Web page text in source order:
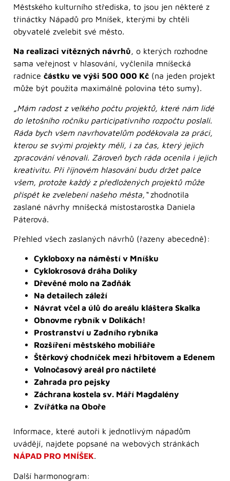
Městského kulturního střediska, to jsou jen některé z
třináctky Nápadů pro Mníšek, kterými by chtěli
obyvatelé zvelebit své město.
Na realizaci vítězných návrhů, o kterých rozhodne
sama veřejnost v hlasování, vyčlenila mníšecká
radnice částku ve výši 500 000 Kč (na jeden projekt
může být použita maximálně polovina této sumy).
„Mám radost z velkého počtu projektů, které nám lidé
do letošního ročníku participativního rozpočtu poslali.
Ráda bych všem navrhovatelům poděkovala za práci,
kterou se svými projekty měli, i za čas, který jejich
zpracování věnovali. Zároveň bych ráda ocenila i jejich
kreativitu. Při říjnovém hlasování budu držet palce
všem, protože každý z předložených projektů může
přispět ke zvelebení našeho města,“zhodnotila
zaslané návrhy mníšecká místostarostka Daniela
Páterová.
Přehled všech zaslaných návrhů (řazeny abecedně):
Cykloboxy na náměstí v Mníšku
Cyklokrosová dráha Dolíky
Dřevěné molo na Zadňák
Na detailech záleží
Návrat včel a úlů do areálu kláštera Skalka
Obnovme rybník v Dolíkách!
Prostranství u Zadního rybníka
Rozšíření městského mobiliáře
Štěrkový chodníček mezi hřbitovem a Edenem
Volnočasový areál pro náctileté
Zahrada pro pejsky
Záchrana kostela sv. Máří Magdalény
Zvířátka na Oboře
Informace, které autoři k jednotlivým nápadům
uvádějí, najdete popsané na webových stránkách
NÁPAD PRO MNÍŠEK.
Další harmonogram: